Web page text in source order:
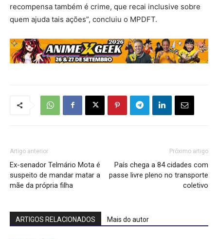
recompensa também é crime, que recai inclusive sobre
quem ajuda tais ações”, concluiu o MPDFT.
Artigo anterior
Ex-senador Telmário Mota é
suspeito de mandar matar a
mãe da própria filha
Próximo artigo
País chega a 84 cidades com
passe livre pleno no transporte
coletivo
ARTIGOS RELACIONADOS Mais do autor